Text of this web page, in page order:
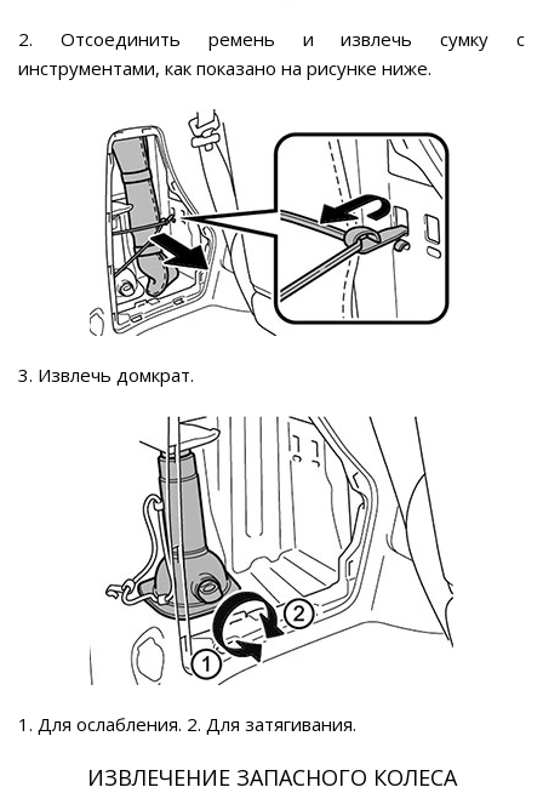
2. Отсоединить ремень и извлечь сумку с
инструментами, как показано на рисунке ниже.
3. Извлечь домкрат.
1. Для ослабления. 2. Для затягивания.
ИЗВЛЕЧЕНИЕ ЗАПАСНОГО КОЛЕСА